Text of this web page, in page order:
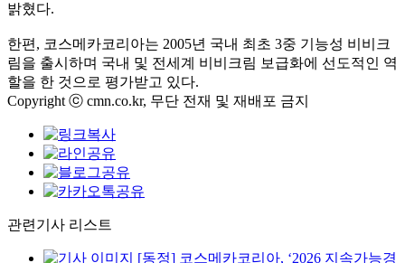
밝혔다.
한편 , 코스메카코리아는 2005년 국내 최초 3중 기능성 비비크
림을 출시하며 국내 및 전세계 비비크림 보급화에 선도적인 역
할을 한 것으로 평가받고 있다.
Copyright ⓒ cmn.co.kr, 무단 전재 및 재배포 금지
관련기사 리스트
[동정] 코스메카코리아, ‘2026 지속가능경